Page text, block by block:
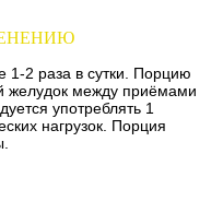
1-2 раза в сутки. Порцию
желудок между приёмами
употреблять 1
нагрузок. Порция